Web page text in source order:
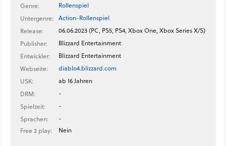
Genre:
Rollenspiel
Untergenre:
Action-Rollenspiel
Release:
06.06.2023 (PC, PS5, PS4, Xbox One, Xbox Series X/S)
Publisher:
Blizzard Entertainment
Entwickler:
Blizzard Entertainment
Webseite:
diablo4.blizzard.com
USK:
ab 16 Jahren
DRM:
-
Spielzeit:
-
Sprachen:
-
Free 2 play:
Nein